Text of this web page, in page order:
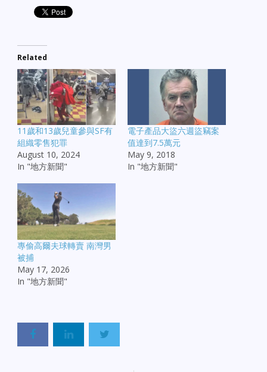
Related
11歲和13歲兒童參與SF有
組織零售犯罪
August 10, 2024
In "地方新聞"
電子產品大盜六週盜竊案
值達到7.5萬元
May 9, 2018
In "地方新聞"
專偷高爾夫球轉賣 南灣男
被捕
May 17, 2026
In "地方新聞"